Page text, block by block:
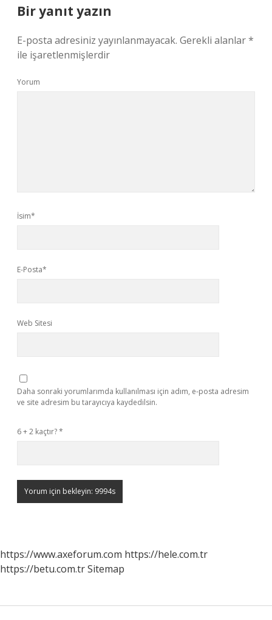
Bir yanıt yazın
E-posta adresiniz yayınlanmayacak. Gerekli alanlar*
ile işaretlenmişlerdir
Yorum
İsim*
E-Posta*
Web Sitesi
Daha sonraki yorumlarımda kullanılması için adım, e-posta adresim
ve site adresim bu tarayıcıya kaydedilsin.
6 + 2 kaçtır?*
https://www.axeforum.com https://hele.com.tr
https://betu.com.trSitemap